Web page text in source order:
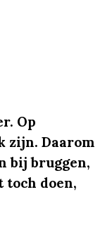
Op
zijn. Daarom
bij bruggen,
toch doen,